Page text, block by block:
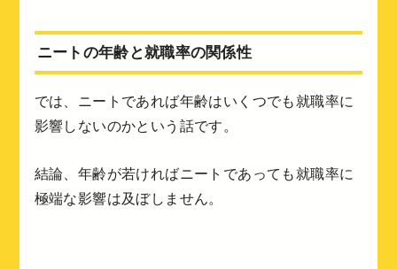
ニートの年齢と就職率の関係性
では、ニートであれば年齢はいくつでも就職率に
影響しないのかという話です。
結論、年齢が若ければニートであっても就職率に
極端な影響は及ぼしません。